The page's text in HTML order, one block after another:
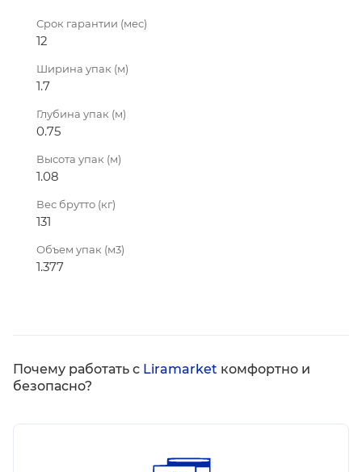
Срок гарантии (мес)
12
Ширина упак (м)
1.7
Глубина упак (м)
0.75
Высота упак (м)
1.08
Вес брутто (кг)
131
Объем упак (м3)
1.377
Почему работать с Liramarket комфортно и
безопасно?